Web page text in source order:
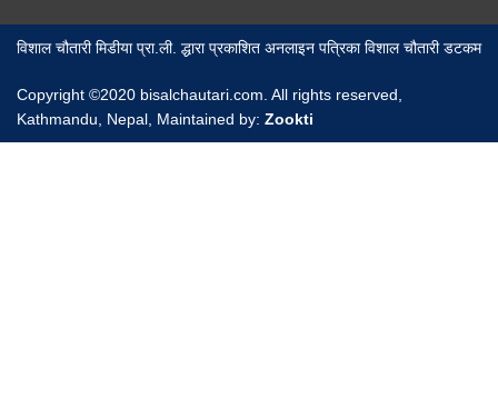
विशाल चौतारी मिडीया प्रा.ली. द्धारा प्रकाशित अनलाइन पत्रिका विशाल चौतारी डटकम
Copyright ©2020 bisalchautari.com. All rights reserved,
Kathmandu, Nepal, Maintained by: Zookti